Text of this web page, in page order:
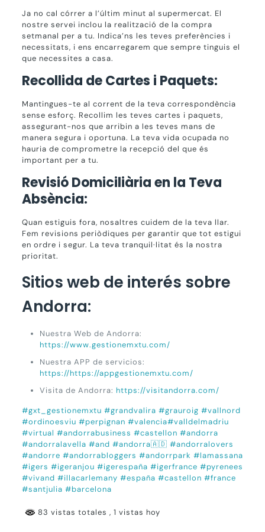
Ja no cal córrer a l’últim minut al supermercat. El
nostre servei inclou la realització de la compra
setmanal per a tu. Indica’ns les teves preferències i
necessitats, i ens encarregarem que sempre tinguis el
que necessites a casa.
Recollida de Cartes i Paquets:
Mantingues-te al corrent de la teva correspondència
sense esforç. Recollim les teves cartes i paquets,
assegurant-nos que arribin a les teves mans de
manera segura i oportuna. La teva vida ocupada no
hauria de comprometre la recepció del que és
important per a tu.
Revisió Domiciliària en la Teva
Absència:
Quan estiguis fora, nosaltres cuidem de la teva llar.
Fem revisions periòdiques per garantir que tot estigui
en ordre i segur. La teva tranquil·litat és la nostra
prioritat.
Sitios web de interés sobre
Andorra:
Nuestra Web de Andorra:
https://www.gestionemxtu.com/
Nuestra APP de servicios:
https://https://appgestionemxtu.com/
Visita de Andorra: https://visitandorra.com/
#gxt_gestionemxtu #grandvalira #grauroig #vallnord
#ordinoesviu #perpignan #valencia#valldelmadriu
#virtual #andorrabusiness #castellon #andorra
#andorralavella #and #andorra🇦🇩 #andorralovers
#andorre #andorrabloggers #andorrpark #lamassana
#igers #igeranjou #igerespaña #igerfrance #pyrenees
#vivand #illacarlemany #españa #castellon #france
#santjulia #barcelona
83 vistas totales , 1 vistas hoy